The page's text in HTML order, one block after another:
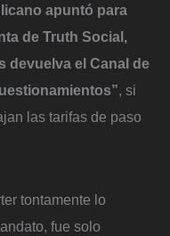
apuntó para
de Truth Social,
devuelva el Canal de
, si
las tarifas de paso
tontamente lo
fue solo